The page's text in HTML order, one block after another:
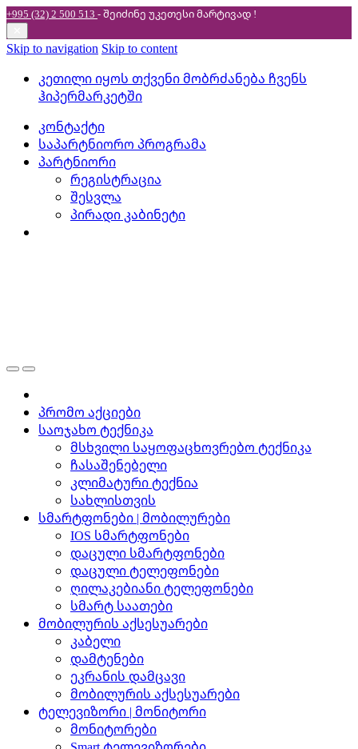
+995 (32) 2 500 513 - შეიძინე უკეთესიმარტივად !
Skip to navigation Skip to content
კეთილი იყოს თქვენი მობრძანება ჩვენს
ჰიპერმარკეტში
კონტაქტი
საპარტნიორო პროგრამა
პარტნიორი
რეგისტრაცია
შესვლა
პირადი კაბინეტი
პრომო აქციები
საოჯახო ტექნიკა
მსხვილი საყოფაცხოვრებო ტექნიკა
ჩასაშენებელი
კლიმატური ტექნია
სახლისთვის
სმარტფონები | მობილურები
IOS სმარტფონები
დაცული სმარტფონები
დაცული ტელეფონები
ღილაკებიანი ტელეფონები
სმარტ საათები
მობილურის აქსესუარები
კაბელი
დამტენები
ეკრანის დამცავი
მობილურის აქსესუარები
ტელევიზორი | მონიტორი
მონიტორები